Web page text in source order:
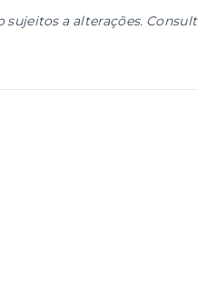
sujeitos a alterações.